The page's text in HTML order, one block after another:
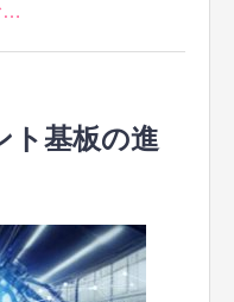
…
ト基板の進